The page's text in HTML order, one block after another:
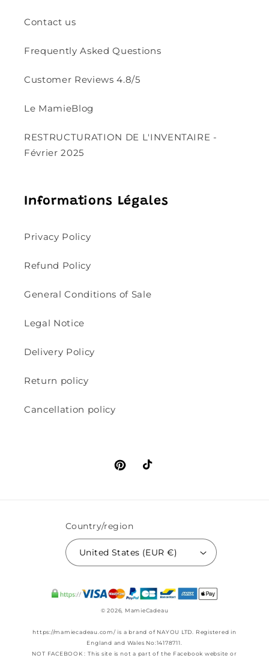
Contact us
Frequently Asked Questions
Customer Reviews 4.8/5
Le MamieBlog
RESTRUCTURATION DE L'INVENTAIRE -
Février 2025
Informations Légales
Privacy Policy
Refund Policy
General Conditions of Sale
Legal Notice
Delivery Policy
Return policy
Cancellation policy
PinterestTikTok
Country/region
United States (EUR €)
© 2026, MamieCadeau
https://mamiecadeau.com/ is a brand of NAYOU LTD. Registered in
England and Wales No:14178711.
NOT FACEBOOK : This site is not a part of the Facebook website or